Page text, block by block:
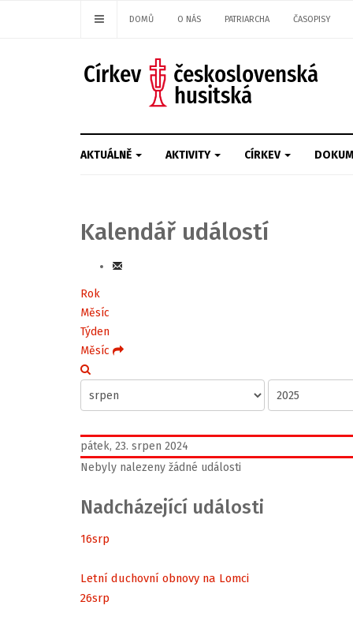
DOMŮ O NÁS PATRIARCHA ČASOPISY
AKTUÁLNĚ AKTIVITY CÍRKEV
Kalendář událostí
Rok
Měsíc
Týden
Měsíc
pátek, 23. srpen 2024
Nebyly nalezeny žádné události
Nadcházející události
16srp
Letní duchovní obnovy na Lomci
26srp